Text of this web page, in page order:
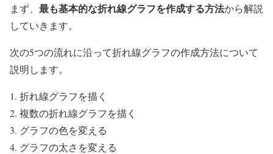
まず、 最も基本的な折れ線グラフを作成する方法から解説
していきます。
次の5つの流れに沿って折れ線グラフの作成方法について
説明します。
折れ線グラフを描く
複数の折れ線グラフを描く
グラフの色を変える
グラフの太さを変える